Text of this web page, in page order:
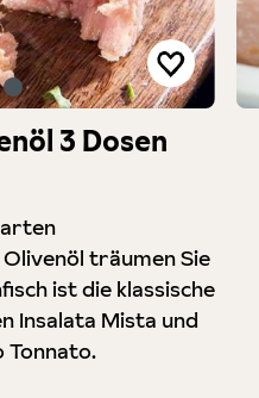
3 Dosen
träumen Sie
ist die klassische
Insalata Mista und
Tonnato.